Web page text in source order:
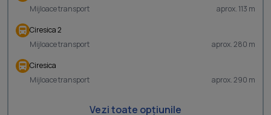
Mijloace transport
aprox. 113 m
Ciresica 2
Mijloace transport
aprox. 280 m
Ciresica
Mijloace transport
aprox. 290 m
Vezi toate opțiunile